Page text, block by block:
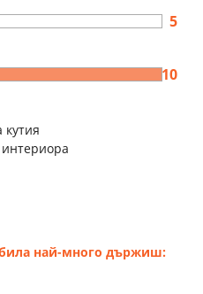
5
10
най-много държиш: